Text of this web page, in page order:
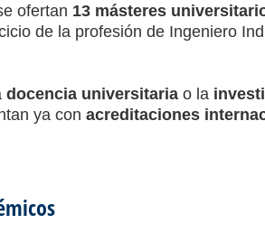
ofertan 13 másteres
de la profesión de Ingeniero
docencia universitaria o la
ya con acreditaciones